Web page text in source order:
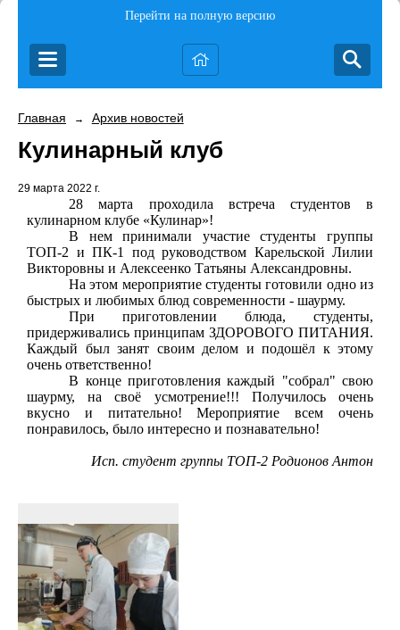
Перейти на полную версию
Главная → Архив новостей
Кулинарный клуб
29 марта 2022 г.
28 марта проходила встреча студентов в
кулинарном клубе «Кулинар»!
В нем принимали участие студенты группы
ТОП-2 и ПК-1 под руководством Карельской Лилии
Викторовны и Алексеенко Татьяны Александровны.
На этом мероприятие студенты готовили одно из
быстрых и любимых блюд современности - шаурму.
При приготовлении блюда, студенты,
придерживались принципам ЗДОРОВОГО ПИТАНИЯ.
Каждый был занят своим делом и подошёл к этому
очень ответственно!
В конце приготовления каждый "собрал" свою
шаурму, на своё усмотрение!!! Получилось очень
вкусно и питательно! Мероприятие всем очень
понравилось, было интересно и познавательно!
Исп. студент группы ТОП-2 Родионов Антон